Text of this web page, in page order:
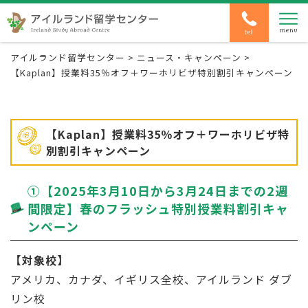
アイルランド留学センター > ニュース・キャンペーン >
【Kaplan】授業料35％オフ＋ワーホリビザ特別割引キャンペーン
【Kaplan】授業料35％オフ＋ワーホリビザ特
別割引キャンペーン
➀【2025年3月10日から3月24日までの2週
間限定】春のフラッシュ特別授業料割引キャ
ンペーン
【対象校】
アメリカ、カナダ、イギリス全校、アイルランド ダブ
リン校